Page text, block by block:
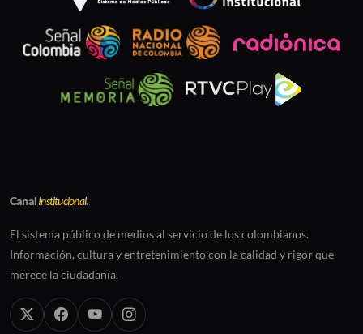
CanalInstitucional.
El sistema público de medios al servicio de los colombianos.
Información, cultura y entretenimiento con la calidad y rigor que
merece la ciudadanía.